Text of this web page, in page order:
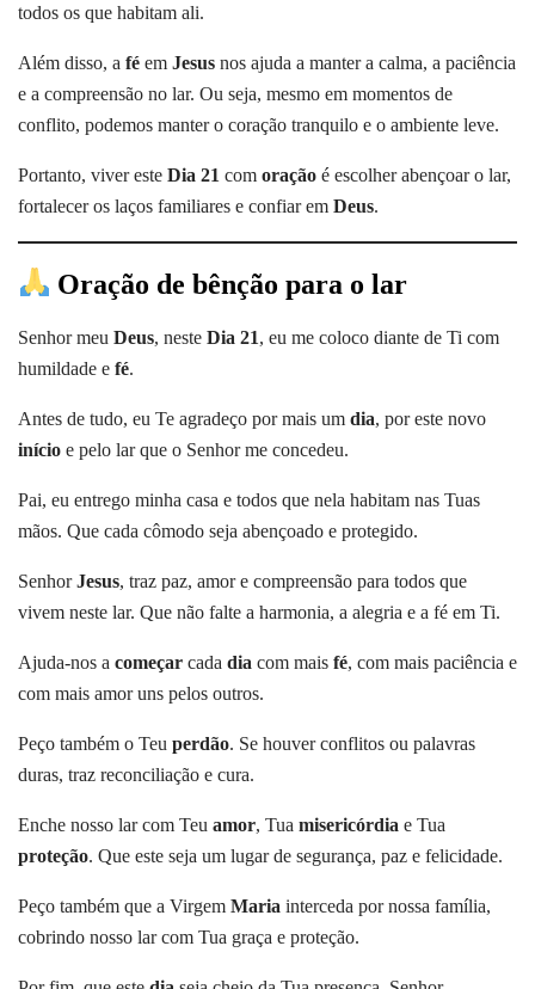
todos os que habitam ali.
Além disso, a fé em Jesus nos ajuda a manter a calma, a paciência
e a compreensão no lar. Ou seja, mesmo em momentos de
conflito, podemos manter o coração tranquilo e o ambiente leve.
Portanto, viver este Dia 21 com oração é escolher abençoar o lar,
fortalecer os laços familiares e confiar em Deus.
Oração de bênção para o lar
Senhor meu Deus, neste Dia 21, eu me coloco diante de Ti com
humildade e fé.
Antes de tudo, eu Te agradeço por mais um dia, por este novo
início e pelo lar que o Senhor me concedeu.
Pai, eu entrego minha casa e todos que nela habitam nas Tuas
mãos. Que cada cômodo seja abençoado e protegido.
SenhorJesus, traz paz, amor e compreensão para todos que
vivem neste lar. Que não falte a harmonia, a alegria e a fé em Ti.
Ajuda-nos a começar cada dia com mais fé, com mais paciência e
com mais amor uns pelos outros.
Peço também o Teu perdão. Se houver conflitos ou palavras
duras, traz reconciliação e cura.
Enche nosso lar com Teu amor, Tua misericórdia e Tua
proteção. Que este seja um lugar de segurança, paz e felicidade.
Peço também que a Virgem Maria interceda por nossa família,
cobrindo nosso lar com Tua graça e proteção.